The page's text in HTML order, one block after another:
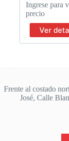
Ingrese para
precio
Ver
Frente al costado
José, Calle